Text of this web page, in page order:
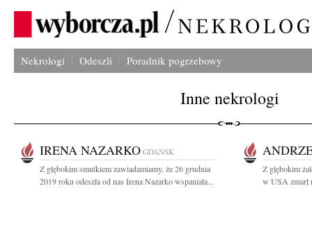
Nekrologi Odeszli Poradnik pogrzebowy
Inne nekrologi
IRENA NAZARKO GDAŃSK
Z głębokim smutkiem zawiadamiamy, że 26 grudnia
2019 roku odeszła od nas Irena Nazarko wspaniała...
Z głębokim
w USA zmarł